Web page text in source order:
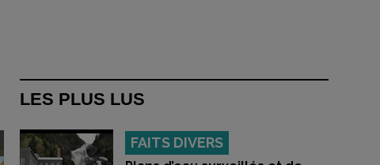
LES PLUS LUS
FAITS DIVERS